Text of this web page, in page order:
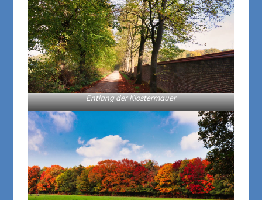
Entlang der Klostermauer